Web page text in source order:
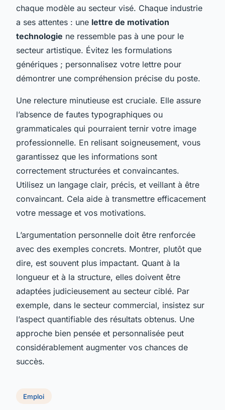
chaque modèle au secteur visé. Chaque industrie
a ses attentes : une lettre de motivation
technologie ne ressemble pas à une pour le
secteur artistique. Évitez les formulations
génériques ; personnalisez votre lettre pour
démontrer une compréhension précise du poste.
Une relecture minutieuse est cruciale. Elle assure
l’absence de fautes typographiques ou
grammaticales qui pourraient ternir votre image
professionnelle. En relisant soigneusement, vous
garantissez que les informations sont
correctement structurées et convaincantes.
Utilisez un langage clair, précis, et veillant à être
convaincant. Cela aide à transmettre efficacement
votre message et vos motivations.
L’argumentation personnelle doit être renforcée
avec des exemples concrets. Montrer, plutôt que
dire, est souvent plus impactant. Quant à la
longueur et à la structure, elles doivent être
adaptées judicieusement au secteur ciblé. Par
exemple, dans le secteur commercial, insistez sur
l’aspect quantifiable des résultats obtenus. Une
approche bien pensée et personnalisée peut
considérablement augmenter vos chances de
succès.
Emploi